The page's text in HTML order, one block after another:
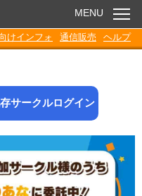
お知らせ
電子書籍
Q&A
各種ダウンロード
MENU
けインフォ 通信販売 ヘルプ
サークルログイン